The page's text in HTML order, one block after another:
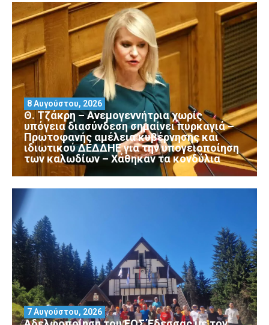
Θ. Τζάκρη – Ανεμογεννήτρια χωρίς
υπόγεια διασύνδεση σημαίνει πυρκαγιά –
Πρωτοφανής αμέλεια κυβέρνησης και
ιδιωτικού ΔΕΔΔΗΕ για την υπογειοποίηση
των καλωδίων – Χάθηκαν τα κονδύλια
8 Αυγούστου, 2026
7 Αυγούστου, 2026